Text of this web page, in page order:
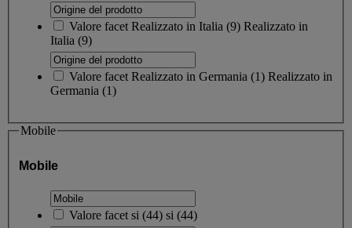
Valore facet Realizzato in Italia (9) Realizzato in
Italia (9)
Valore facet Realizzato in Germania (1) Realizzato in
Germania (1)
Mobile
Mobile
Valore facet si (44) si (44)